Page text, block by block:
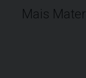
Mais